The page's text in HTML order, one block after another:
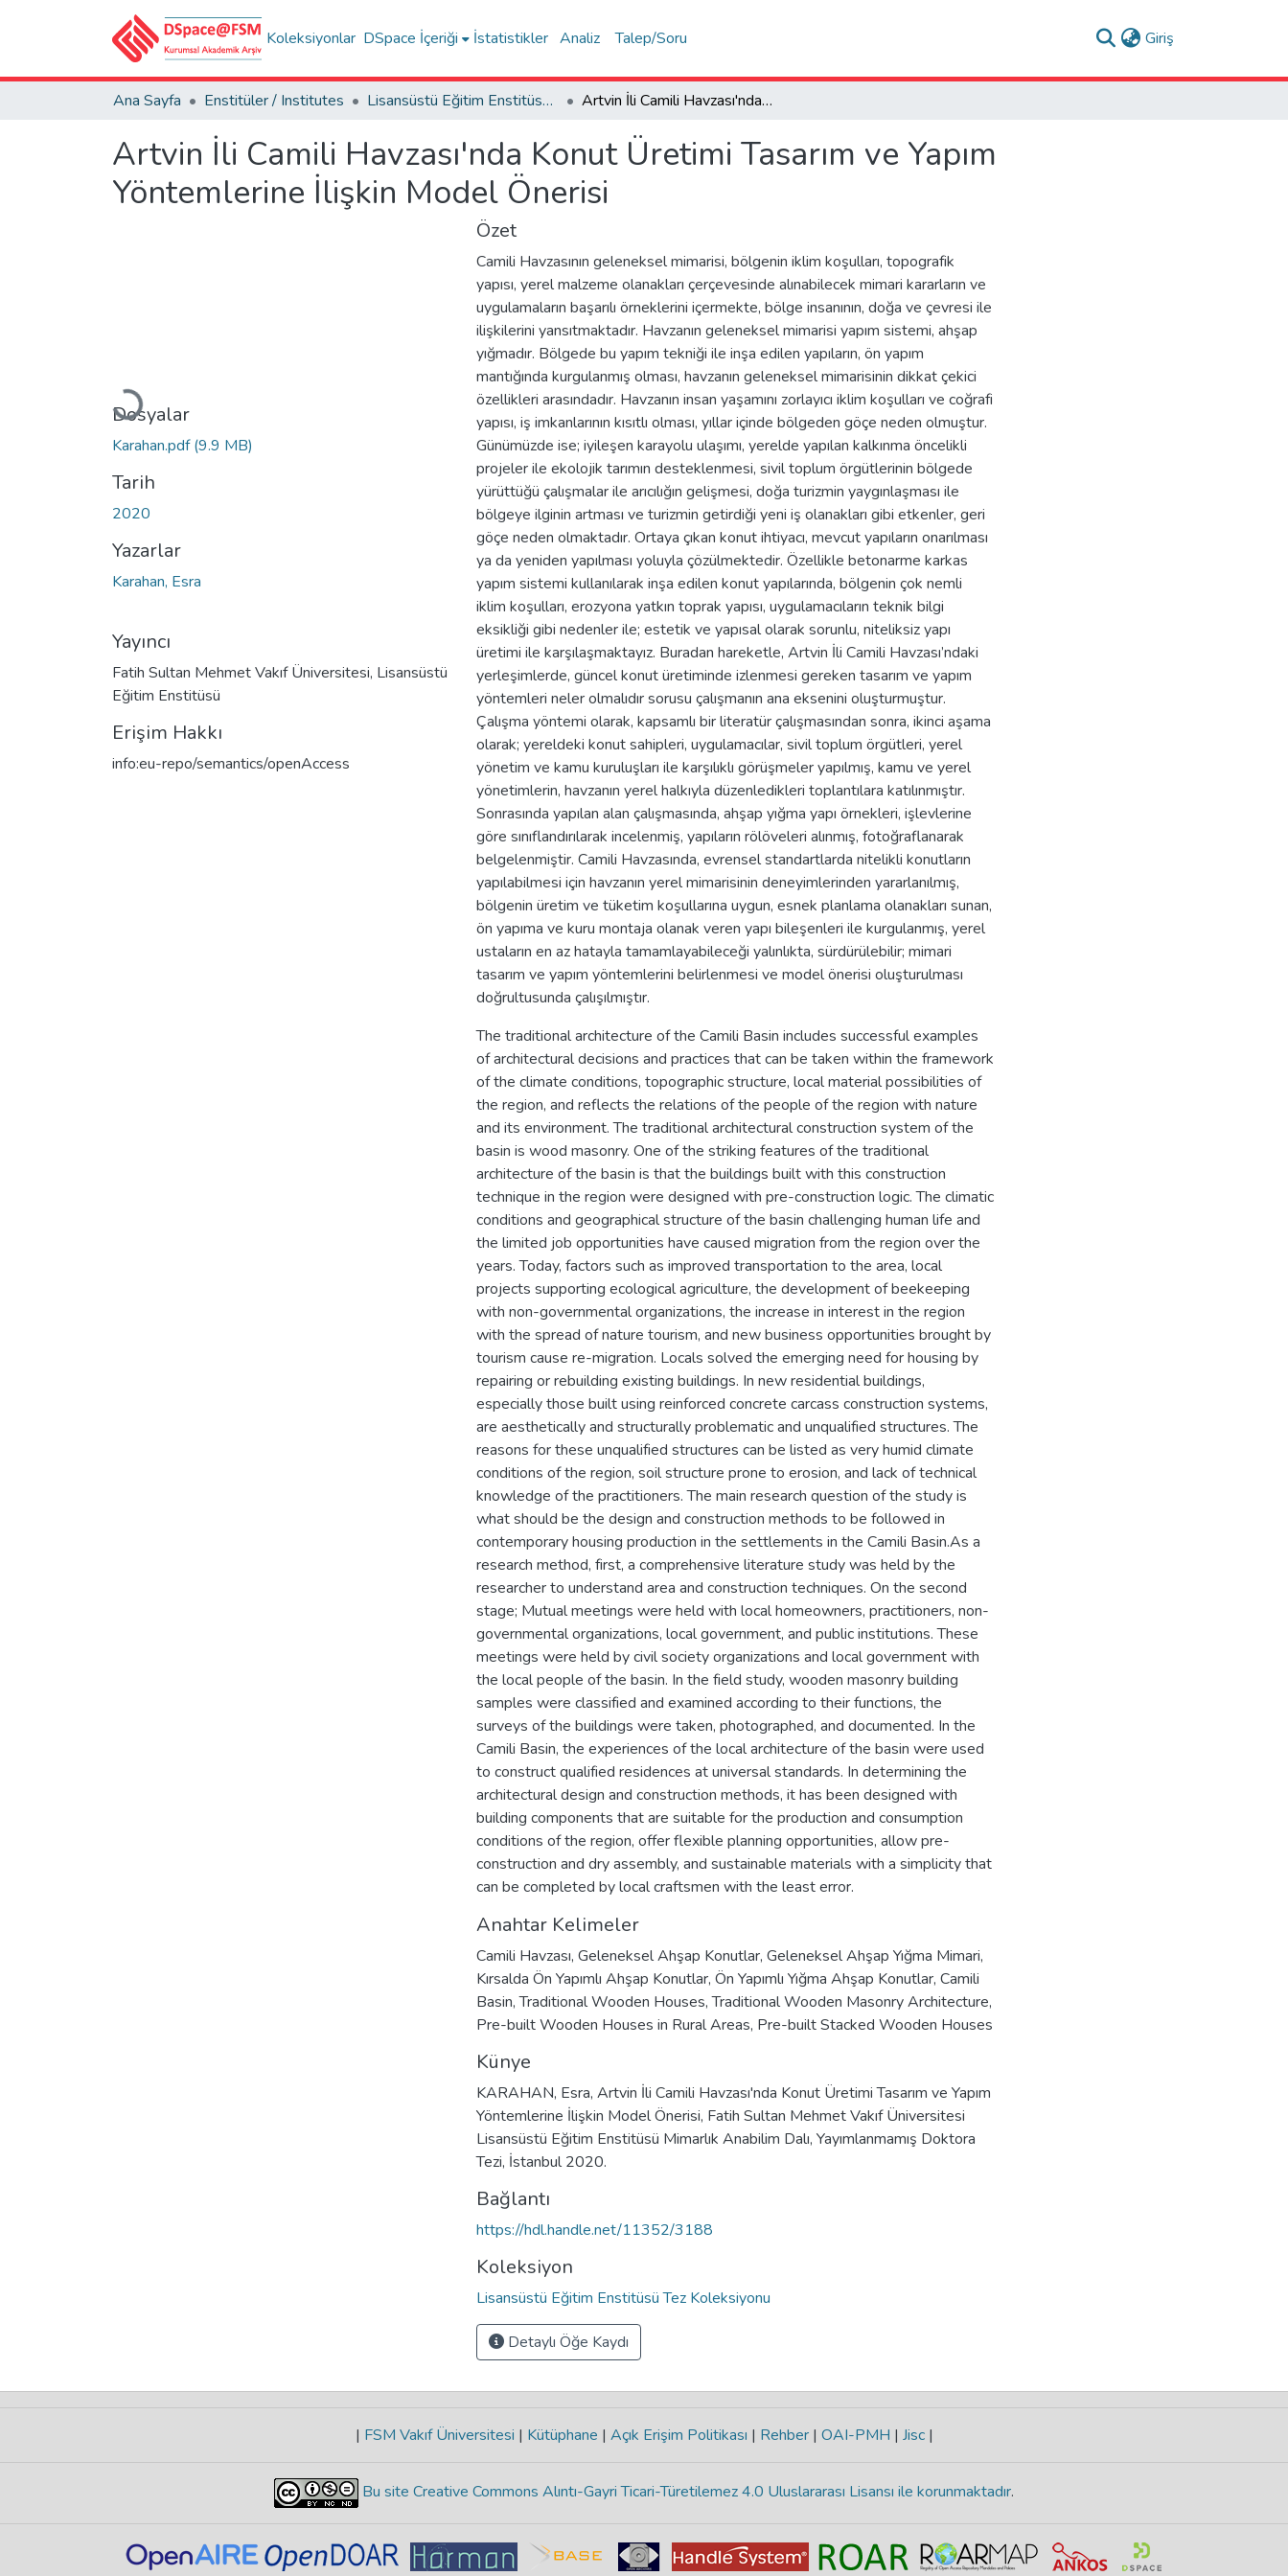
Koleksiyonlar DSpace İçeriği İstatistikler Analiz Talep/Soru Giriş
Ana Sayfa Enstitüler / Institutes Lisansüstü Eğitim Enstitüsü Tez Koleksiyonu Artvin İli Camili Havzası'nda Konut Üretimi Tasarım ve Yapım Yöntemlerine İlişkin Model Önerisi
Artvin İli Camili Havzası'nda Konut Üretimi Tasarım ve Yapım
Yöntemlerine İlişkin Model Önerisi
Yükleniyor...
Dosyalar
Karahan.pdf(9.9 MB)
Tarih
2020
Yazarlar
Karahan, Esra
Yayıncı
Fatih Sultan Mehmet Vakıf Üniversitesi, Lisansüstü
Eğitim Enstitüsü
Erişim Hakkı
info:eu-repo/semantics/openAccess
Özet
Camili Havzasının geleneksel mimarisi, bölgenin iklim koşulları, topografik
yapısı, yerel malzeme olanakları çerçevesinde alınabilecek mimari kararların ve
uygulamaların başarılı örneklerini içermekte, bölge insanının, doğa ve çevresi ile
ilişkilerini yansıtmaktadır. Havzanın geleneksel mimarisi yapım sistemi, ahşap
yığmadır. Bölgede bu yapım tekniği ile inşa edilen yapıların, ön yapım
mantığında kurgulanmış olması, havzanın geleneksel mimarisinin dikkat çekici
özellikleri arasındadır. Havzanın insan yaşamını zorlayıcı iklim koşulları ve coğrafi
yapısı, iş imkanlarının kısıtlı olması, yıllar içinde bölgeden göçe neden olmuştur.
Günümüzde ise; iyileşen karayolu ulaşımı, yerelde yapılan kalkınma öncelikli
projeler ile ekolojik tarımın desteklenmesi, sivil toplum örgütlerinin bölgede
yürüttüğü çalışmalar ile arıcılığın gelişmesi, doğa turizmin yaygınlaşması ile
bölgeye ilginin artması ve turizmin getirdiği yeni iş olanakları gibi etkenler, geri
göçe neden olmaktadır. Ortaya çıkan konut ihtiyacı, mevcut yapıların onarılması
ya da yeniden yapılması yoluyla çözülmektedir. Özellikle betonarme karkas
yapım sistemi kullanılarak inşa edilen konut yapılarında, bölgenin çok nemli
iklim koşulları, erozyona yatkın toprak yapısı, uygulamacıların teknik bilgi
eksikliği gibi nedenler ile; estetik ve yapısal olarak sorunlu, niteliksiz yapı
üretimi ile karşılaşmaktayız. Buradan hareketle, Artvin İli Camili Havzası’ndaki
yerleşimlerde, güncel konut üretiminde izlenmesi gereken tasarım ve yapım
yöntemleri neler olmalıdır sorusu çalışmanın ana eksenini oluşturmuştur.
Çalışma yöntemi olarak, kapsamlı bir literatür çalışmasından sonra, ikinci aşama
olarak; yereldeki konut sahipleri, uygulamacılar, sivil toplum örgütleri, yerel
yönetim ve kamu kuruluşları ile karşılıklı görüşmeler yapılmış, kamu ve yerel
yönetimlerin, havzanın yerel halkıyla düzenledikleri toplantılara katılınmıştır.
Sonrasında yapılan alan çalışmasında, ahşap yığma yapı örnekleri, işlevlerine
göre sınıflandırılarak incelenmiş, yapıların rölöveleri alınmış, fotoğraflanarak
belgelenmiştir. Camili Havzasında, evrensel standartlarda nitelikli konutların
yapılabilmesi için havzanın yerel mimarisinin deneyimlerinden yararlanılmış,
bölgenin üretim ve tüketim koşullarına uygun, esnek planlama olanakları sunan,
ön yapıma ve kuru montaja olanak veren yapı bileşenleri ile kurgulanmış, yerel
ustaların en az hatayla tamamlayabileceği yalınlıkta, sürdürülebilir; mimari
tasarım ve yapım yöntemlerini belirlenmesi ve model önerisi oluşturulması
doğrultusunda çalışılmıştır.
The traditional architecture of the Camili Basin includes successful examples
of architectural decisions and practices that can be taken within the framework
of the climate conditions, topographic structure, local material possibilities of
the region, and reflects the relations of the people of the region with nature
and its environment. The traditional architectural construction system of the
basin is wood masonry. One of the striking features of the traditional
architecture of the basin is that the buildings built with this construction
technique in the region were designed with pre-construction logic. The climatic
conditions and geographical structure of the basin challenging human life and
the limited job opportunities have caused migration from the region over the
years. Today, factors such as improved transportation to the area, local
projects supporting ecological agriculture, the development of beekeeping
with non-governmental organizations, the increase in interest in the region
with the spread of nature tourism, and new business opportunities brought by
tourism cause re-migration. Locals solved the emerging need for housing by
repairing or rebuilding existing buildings. In new residential buildings,
especially those built using reinforced concrete carcass construction systems,
are aesthetically and structurally problematic and unqualified structures. The
reasons for these unqualified structures can be listed as very humid climate
conditions of the region, soil structure prone to erosion, and lack of technical
knowledge of the practitioners. The main research question of the study is
what should be the design and construction methods to be followed in
contemporary housing production in the settlements in the Camili Basin.As a
research method, first, a comprehensive literature study was held by the
researcher to understand area and construction techniques. On the second
stage; Mutual meetings were held with local homeowners, practitioners, non-
governmental organizations, local government, and public institutions. These
meetings were held by civil society organizations and local government with
the local people of the basin. In the field study, wooden masonry building
samples were classified and examined according to their functions, the
surveys of the buildings were taken, photographed, and documented. In the
Camili Basin, the experiences of the local architecture of the basin were used
to construct qualified residences at universal standards. In determining the
architectural design and construction methods, it has been designed with
building components that are suitable for the production and consumption
conditions of the region, offer flexible planning opportunities, allow pre-
construction and dry assembly, and sustainable materials with a simplicity that
can be completed by local craftsmen with the least error.
Anahtar Kelimeler
Camili Havzası, Geleneksel Ahşap Konutlar, Geleneksel Ahşap Yığma Mimari,
Kırsalda Ön Yapımlı Ahşap Konutlar, Ön Yapımlı Yığma Ahşap Konutlar, Camili
Basin,Traditional Wooden Houses,Traditional Wooden Masonry Architecture,
Pre-built Wooden Houses in Rural Areas, Pre-built Stacked Wooden Houses
Künye
KARAHAN, Esra, Artvin İli Camili Havzası'nda Konut Üretimi Tasarım ve Yapım
Yöntemlerine İlişkin Model Önerisi, Fatih Sultan Mehmet Vakıf Üniversitesi
Lisansüstü Eğitim Enstitüsü Mimarlık Anabilim Dalı, Yayımlanmamış Doktora
Tezi, İstanbul 2020.
Bağlantı
https://hdl.handle.net/11352/3188
Koleksiyon
Lisansüstü Eğitim Enstitüsü Tez Koleksiyonu
Detaylı Öğe Kaydı
| FSM Vakıf Üniversitesi | Kütüphane | Açık Erişim Politikası | Rehber | OAI-PMH | Jisc |
Bu site Creative Commons Alıntı-Gayri Ticari-Türetilemez 4.0 Uluslararası Lisansı ile korunmaktadır.